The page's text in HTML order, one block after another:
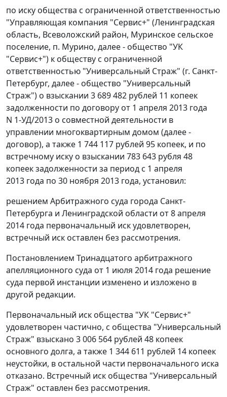
по иску общества с ограниченной ответственностью
"Управляющая компания "Сервис+" (Ленинградская
область, Всеволожский район, Муринское сельское
поселение, п. Мурино, далее - общество "УК
"Сервис+") к обществу с ограниченной
ответственностью "Универсальный Страж" (г. Санкт-
Петербург, далее - общество "Универсальный
Страж") о взыскании 3 689 482 рублей 11 копеек
задолженности по договору от 1 апреля 2013 года
N 1-УД/2013 о совместной деятельности в
управлении многоквартирным домом (далее -
договор), а также 1 744 117 рублей 95 копеек, и по
встречному иску о взыскании 783 643 рубля 48
копеек задолженности за период с 1 апреля
2013 года по 30 ноября 2013 года, установил:
решением Арбитражного суда города Санкт-
Петербурга и Ленинградской области от 8 апреля
2014 года первоначальный иск удовлетворен,
встречный иск оставлен без рассмотрения.
Постановлением Тринадцатого арбитражного
апелляционного суда от 1 июля 2014 года решение
суда первой инстанции изменено и изложено в
другой редакции.
Первоначальный иск общества "УК "Сервис+"
удовлетворен частично, с общества "Универсальный
Страж" взыскано 3 006 564 рублей 48 копеек
основного долга, а также 1 344 611 рублей 14 копеек
неустойки, в остальной части первоначального иска
отказано. Встречный иск общества "Универсальный
Страж" оставлен без рассмотрения.